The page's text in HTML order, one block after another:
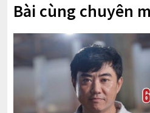
Bài cùng chuyên